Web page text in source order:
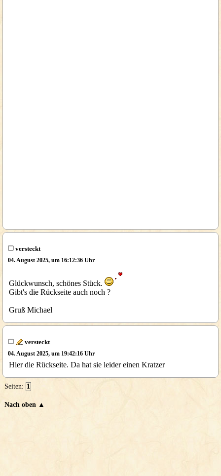
versteckt
04. August 2025, um 16:12:36 Uhr
Glückwunsch, schönes Stück.
Gibt's die Rückseite auch noch ?
Gruß Michael
versteckt
04. August 2025, um 19:42:16 Uhr
Hier die Rückseite. Da hat sie leider einen Kratzer
Seiten: 1
Nach oben ▲